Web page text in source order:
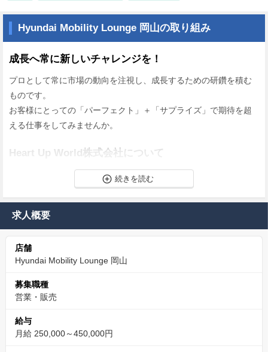
Hyundai Mobility Lounge 岡山の取り組み
成長へ常に新しいチャレンジを！
プロとして常に市場の動向を注視し、成長するための研鑽を積む
ものです。
お客様にとっての「パーフェクト」＋「サプライズ」で期待を超
える仕事をしてみませんか。
Heart Up World株式会社について
私たちは「ワクワクが続くカーライフ」を提供することを企業理
念としています。
そして、社是として「車楽伝承（しゃらくでんしょう）」という
これは、私たち自身がまず車の楽しさを深く知り、その魅力を次
の世代へと伝え、承継していくという強い想いを込めた言葉で
す。
総合案内所」
求人概要
店舗
Hyundai Mobility Lounge 岡山
募集職種
営業・販売
給与
月給 250,000～450,000円